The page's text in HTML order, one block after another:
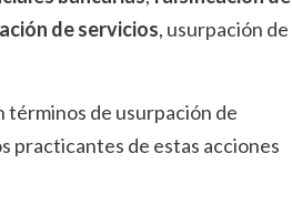
de servicios, usurpación de
de usurpación de
practicantes de estas acciones